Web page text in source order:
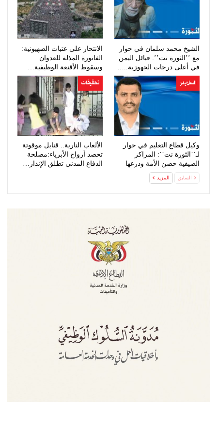
الشيخ محمد سلمان في حوار
مع ’’الثورة نت’’: قبائل اليمن
في أعلى درجات الجهوزية..…
الانتحار على عتبات الصهيونية:
الفاتورة المذلة للعدوان
وسقوط الأقنعة الوظيفية…
السلايدر
وكيل قطاع التعليم في حوار
لـ’’الثورة نت’’: المراكز
الصيفية حصن الأمة ودرعها
لتحصين…
تحقيقات
الألعاب النارية.. قنابل موقوتة
تحصد أرواح الأبرياء:مصلحة
الدفاع المدني تطلق الإنذار…
السابق المزيد